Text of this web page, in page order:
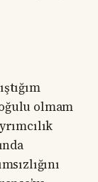
olmam